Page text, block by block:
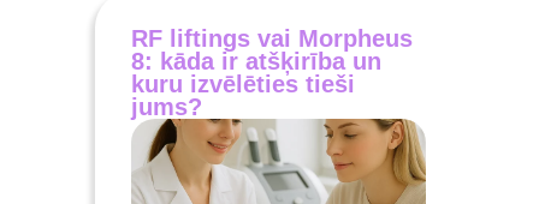
RF liftings vai Morpheus
8: kāda ir atšķirība un
kuru izvēlēties tieši
jums?